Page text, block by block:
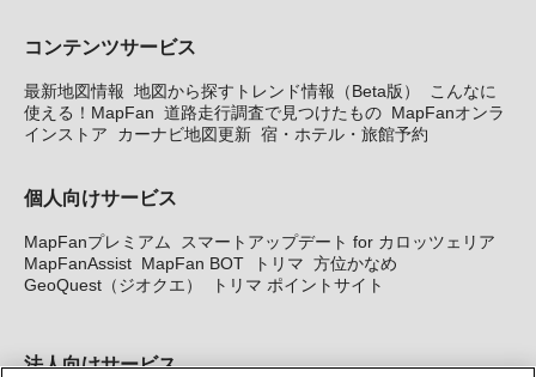
コンテンツサービス
最新地図情報 地図から探すトレンド情報（Beta版）
こんなに
使える！MapFan 道路走行調査で見つけたもの MapFanオンラ
インストア
カーナビ地図更新 宿・ホテル・旅館予約
個人向けサービス
MapFanプレミアム
スマートアップデート for カロッツェリア
MapFanAssist MapFan BOT トリマ 方位かなめ
GeoQuest（ジオクエ）
トリマ ポイントサイト
法人向けサービス